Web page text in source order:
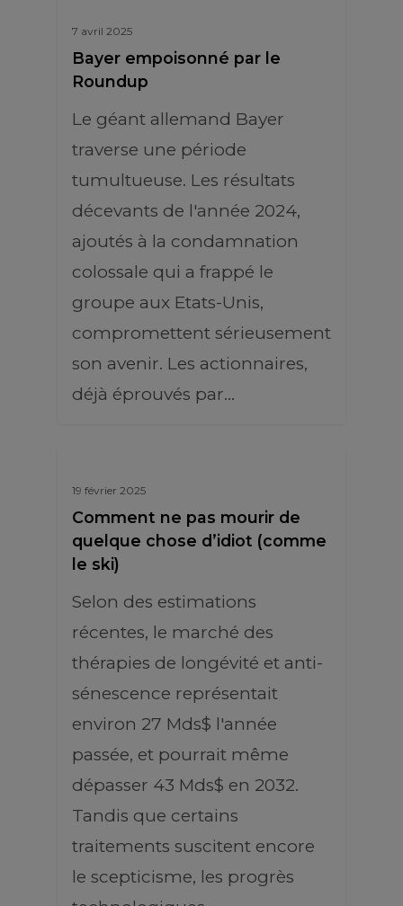
7 avril 2025
Bayer empoisonné par le
Roundup
Le géant allemand Bayer
traverse une période
tumultueuse. Les résultats
décevants de l'année 2024,
ajoutés à la condamnation
colossale qui a frappé le
groupe aux Etats-Unis,
compromettent sérieusement
son avenir. Les actionnaires,
déjà éprouvés par…
19 février 2025
Comment ne pas mourir de
quelque chose d’idiot (comme
le ski)
Selon des estimations
récentes, le marché des
thérapies de longévité et anti-
sénescence représentait
environ 27 Mds$ l'année
passée, et pourrait même
dépasser 43 Mds$ en 2032.
Tandis que certains
traitements suscitent encore
le scepticisme, les progrès